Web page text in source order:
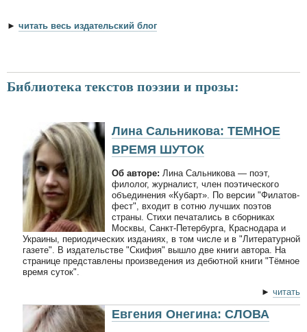
► читать весь издательский блог
Библиотека текстов поэзии и прозы:
Лина Сальникова: ТЕМНОЕ
ВРЕМЯ ШУТОК
Об авторе: Лина Сальникова — поэт,
филолог, журналист, член поэтического
объединения «Кубарт». По версии "Филатов-
фест", входит в сотню лучших поэтов
страны. Стихи печатались в сборниках
Москвы, Санкт-Петербурга, Краснодара и
Украины, периодических изданиях, в том числе и в "Литературной
газете". В издательстве "Скифия" вышло две книги автора. На
странице представлены произведения из дебютной книги "Тёмное
время суток".
► читать
Евгения Онегина: СЛОВА